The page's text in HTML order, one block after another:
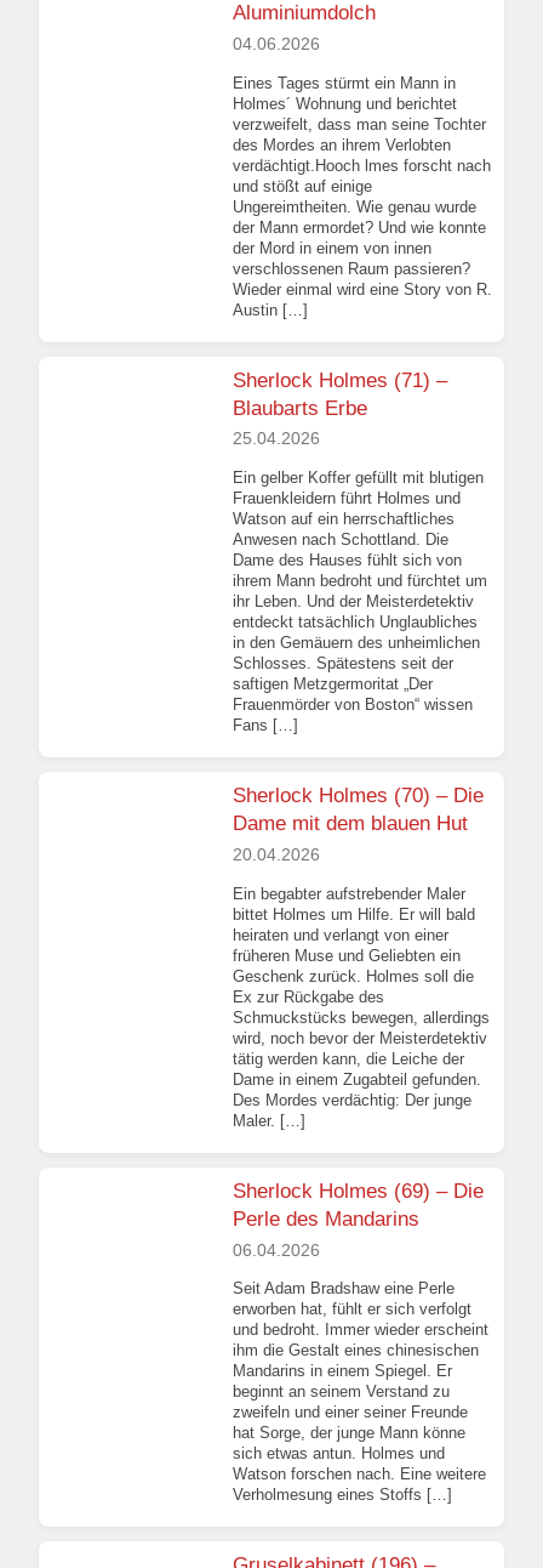
Aluminiumdolch
04.06.2026
Eines Tages stürmt ein Mann in
Holmes´ Wohnung und berichtet
verzweifelt, dass man seine Tochter
des Mordes an ihrem Verlobten
verdächtigt.Hooch lmes forscht nach
und stößt auf einige
Ungereimtheiten. Wie genau wurde
der Mann ermordet? Und wie konnte
der Mord in einem von innen
verschlossenen Raum passieren?
Wieder einmal wird eine Story von R.
Austin […]
Sherlock Holmes (71) –
Blaubarts Erbe
25.04.2026
Ein gelber Koffer gefüllt mit blutigen
Frauenkleidern führt Holmes und
Watson auf ein herrschaftliches
Anwesen nach Schottland. Die
Dame des Hauses fühlt sich von
ihrem Mann bedroht und fürchtet um
ihr Leben. Und der Meisterdetektiv
entdeckt tatsächlich Unglaubliches
in den Gemäuern des unheimlichen
Schlosses. Spätestens seit der
saftigen Metzgermoritat „Der
Frauenmörder von Boston“ wissen
Fans […]
Sherlock Holmes (70) – Die
Dame mit dem blauen Hut
20.04.2026
Ein begabter aufstrebender Maler
bittet Holmes um Hilfe. Er will bald
heiraten und verlangt von einer
früheren Muse und Geliebten ein
Geschenk zurück. Holmes soll die
Ex zur Rückgabe des
Schmuckstücks bewegen, allerdings
wird, noch bevor der Meisterdetektiv
tätig werden kann, die Leiche der
Dame in einem Zugabteil gefunden.
Des Mordes verdächtig: Der junge
Maler. […]
Sherlock Holmes (69) – Die
Perle des Mandarins
06.04.2026
Seit Adam Bradshaw eine Perle
erworben hat, fühlt er sich verfolgt
und bedroht. Immer wieder erscheint
ihm die Gestalt eines chinesischen
Mandarins in einem Spiegel. Er
beginnt an seinem Verstand zu
zweifeln und einer seiner Freunde
hat Sorge, der junge Mann könne
sich etwas antun. Holmes und
Watson forschen nach. Eine weitere
Verholmesung eines Stoffs […]